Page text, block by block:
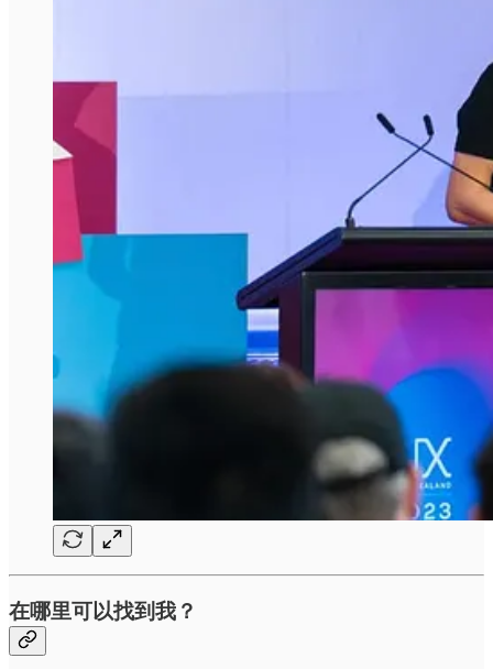
在哪里可以找到我？